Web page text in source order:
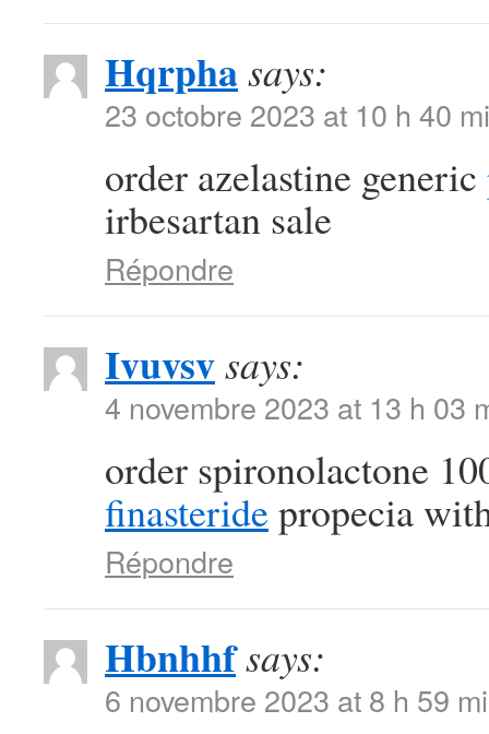
Hqrphasays:
23 octobre 2023 at 10 h 40
order azelastine generic
irbesartan sale
Répondre
Ivuvsvsays:
4 novembre 2023 at 13 h 03
order spironolactone
finasteride propecia
Répondre
Hbnhhfsays:
6 novembre 2023 at 8 h 59